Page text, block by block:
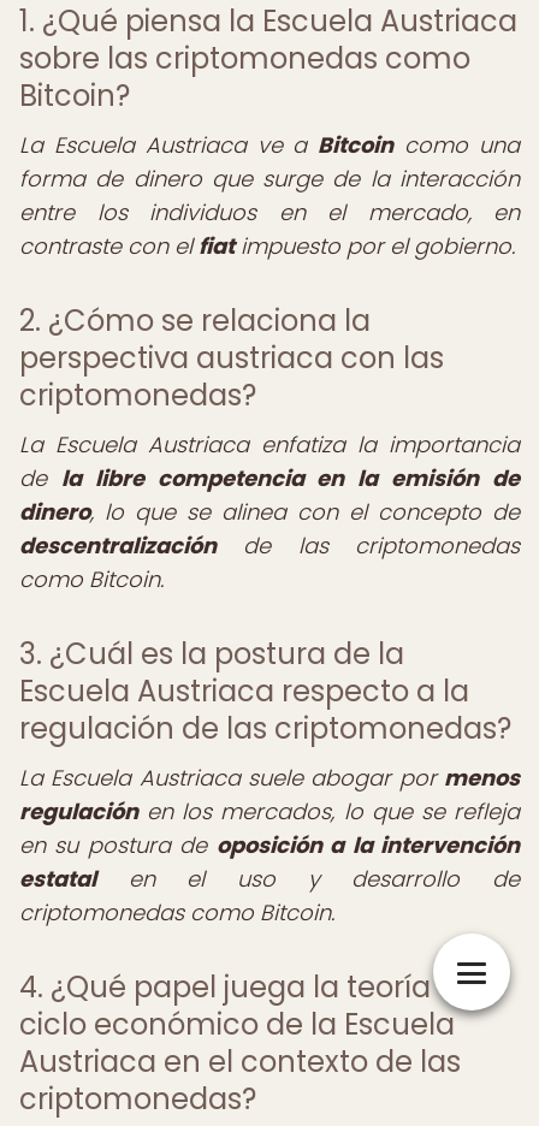
1. ¿Qué piensa la Escuela Austriaca
sobre las criptomonedas como
Bitcoin?
La Escuela Austriaca ve a Bitcoincomo una
forma de dinero que surge de la interacción
entre los individuos en el mercado, en
contraste con elfiatimpuesto por el gobierno.
2. ¿Cómo se relaciona la
perspectiva austriaca con las
criptomonedas?
La Escuela Austriaca enfatiza la importancia
de la libre competencia en la emisión de
dinero, lo que se alinea con el concepto de
descentralizaciónde las criptomonedas
como Bitcoin.
3. ¿Cuál es la postura de la
Escuela Austriaca respecto a la
regulación de las criptomonedas?
La Escuela Austriaca suele abogar por menos
regulaciónen los mercados, lo que se refleja
en su postura de oposición a la intervención
estatalen el uso y desarrollo de
criptomonedas como Bitcoin.
4. ¿Qué papel juega la teoría del
ciclo económico de la Escuela
Austriaca en el contexto de las
criptomonedas?